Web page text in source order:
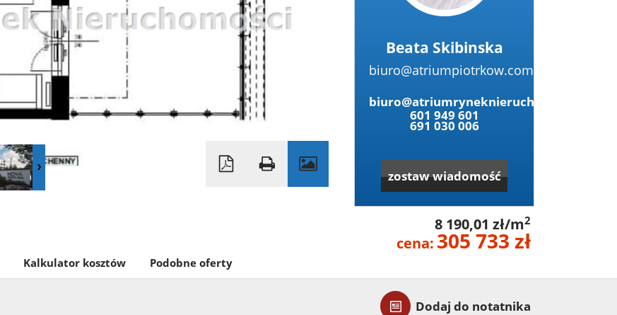
Beata Skibinska
biuro@atriumpiotrkow.com
biuro@atriumryneknieruchomosci.pl
601 949 601
691 030 006
zostaw wiadomość
8 190,01 zł/m2
cena: 305 733 zł
Dodaj do notatnika
Kalkulator kosztów Podobne oferty